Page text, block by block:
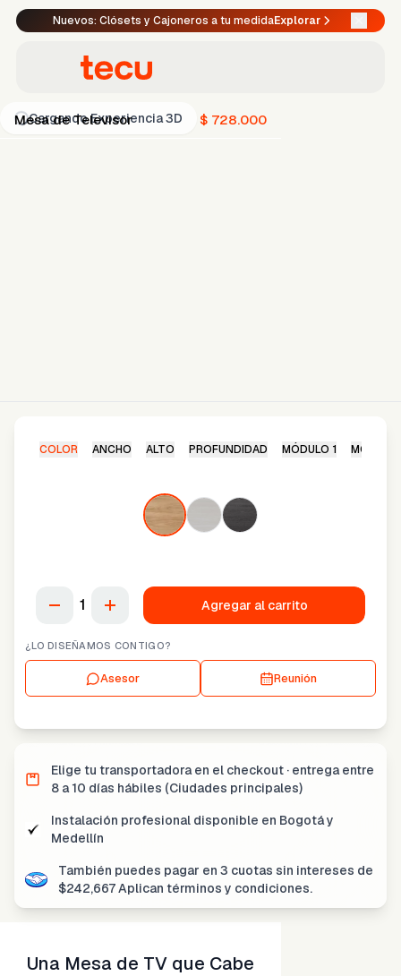
Nuevos: Clósets y Cajoneros a tu medidaExplorar
Mesa de Televisor $ 728.000
Cargando Experiencia 3D
COLOR ANCHO ALTO PROFUNDIDAD MÓDULO 1 MÓDULO
1 Agregar al carrito
¿LO DISEÑAMOS CONTIGO?
Asesor Reunión
Elige tu transportadora en el checkout · entrega entre
8 a 10 días hábiles (Ciudades principales)
Instalación profesional disponible en Bogotá y
Medellín
También puedes pagar en 3 cuotas sin intereses de
$242,667Aplican términos y condiciones.
Una Mesa de TV que Cabe